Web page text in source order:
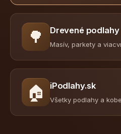
🌳 Drevené podlahy
Masív, parkety a
🏠 iPodlahy.sk
Všetky podlahy a